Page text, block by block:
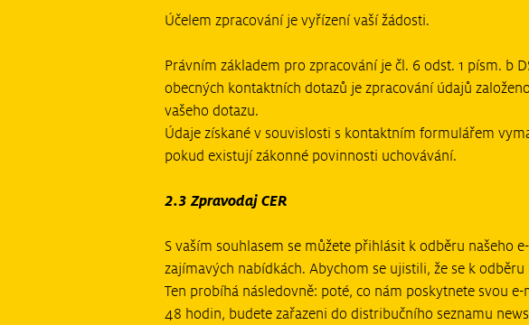
Účelem zpracování je vyřízení vaší žádosti.
Právním základem pro zpracování je čl. 6 odst. 1 písm. b
obecných kontaktních dotazů je zpracování údajů
vašeho dotazu.
Údaje získané v souvislosti s kontaktním formulářem
pokud existují zákonné povinnosti uchovávání.
2.3 Zpravodaj CER
S vaším souhlasem se můžete přihlásit k odběru
zajímavých nabídkách. Abychom se ujistili, že se k
Ten probíhá následovně: poté, co nám poskytnete svou
48 hodin, budete zařazeni do distribučního seznamu